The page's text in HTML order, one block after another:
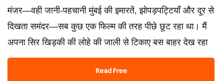
मंजर—वही जानी-पहचानी मुंबई की इमारतें, झोपड़पट्टियाँ और दूर से
दिखता समंदर—सब कुछ एक फिल्म की तरह पीछे छूट रहा था। मैं
अपना सिर खिड़की की लोहे की जाली से टिकाए बस बाहर देख रहा
Read Free